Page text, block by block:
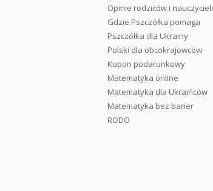
Opinie rodziców i nauczycieli
Gdzie Pszczółka pomaga
Pszczółka dla Ukrainy
Polski dla obcokrajowców
Kupon podarunkowy
Matematyka online
Matematyka dla Ukraińców
Matematyka bez barier
RODO